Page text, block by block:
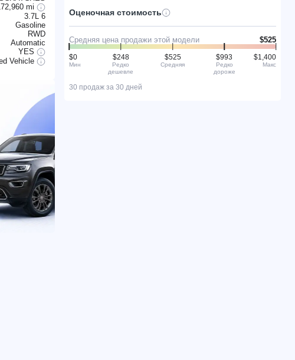
mi
3.7L 6
Gasoline
RWD
Automatic
YES
Vehicle
Оценочная стоимость
Средняя цена продажи этой модели $525
$0
Мин
$248
Редко
дешевле
$525
Средняя
$993
Редко
дороже
$1,400
Макс
30 продаж за 30 дней